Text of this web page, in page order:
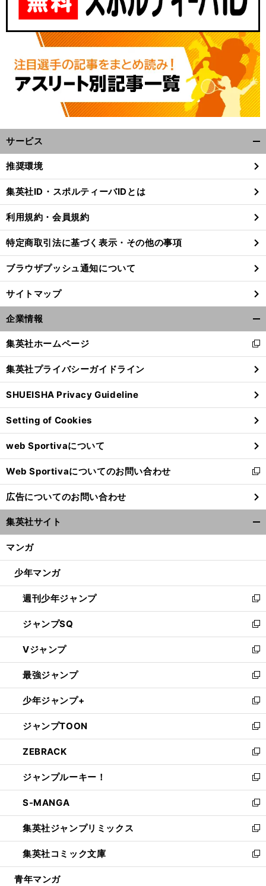
サービス
閉
る
推奨環境
集英社ID・スポルティーバIDとは
利用規約・会員規約
特定商取引法に基づく表示・その他の事項
ブラウザプッシュ通知について
サイトマップ
企業情報
閉
る
集英社ホームページ
新
し
い
ウ
ィ
ン
ド
ウ
で
開
く
集英社プライバシーガイドライン
SHUEISHA Privacy Guideline
Setting of Cookies
web Sportivaについて
Web Sportivaについてのお問い合わせ
新
し
い
ウ
ィ
ン
ウ
開
く
広告についてのお問い合わせ
集英社サイト
マンガ
少年マンガ
週刊少年ジャンプ
新
し
い
ウ
ィ
ン
ド
ウ
で
開
く
ジャンプSQ
新
し
い
ウ
ィ
ン
ド
ウ
で
開
く
Vジャンプ
新
し
い
ウ
ィ
ン
ド
ウ
で
開
く
最強ジャンプ
新
し
い
ウ
ィ
ン
ド
ウ
で
開
く
少年ジャンプ+
新
し
い
ウ
ィ
ン
ド
ウ
で
開
く
ジャンプTOON
新
し
い
ウ
ィ
ン
ド
ウ
で
開
く
ZEBRACK
新
し
い
ウ
ィ
ン
ド
ウ
で
開
ジャンプルーキー！
新
し
い
ウ
ィ
ン
ド
ウ
S-MANGA
新
し
い
ウ
ィ
ン
集英社ジャンプリミックス
新
し
い
ウ
集英社コミック文庫
新
し
青年マンガ